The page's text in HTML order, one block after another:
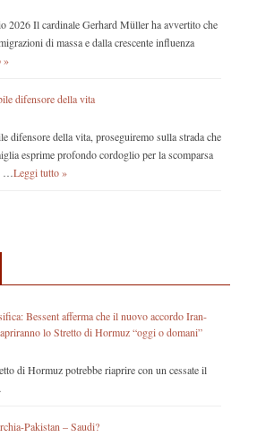
2026 Il cardinale Gerhard Müller ha avvertito che
di massa e dalla crescente influenza
»
difensore della vita
difensore della vita, proseguiremo sulla strada che
esprime profondo cordoglio per la scomparsa
Leggi tutto »
Bessent afferma che il nuovo accordo Iran-
lo Stretto di Hormuz “oggi o domani”
di Hormuz potrebbe riaprire con un cessate il
Pakistan – Saudi?